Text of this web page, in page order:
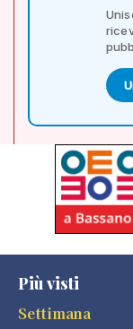
Più visti
Settimana